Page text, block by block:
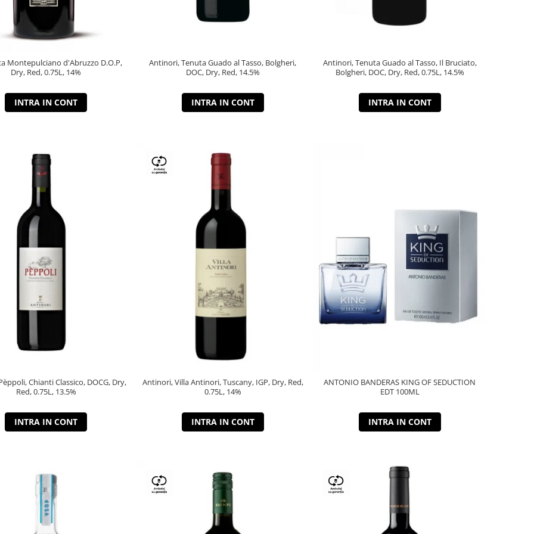
Montepulciano d'Abruzzo D.O.P,
Dry, Red, 0.75L, 14%
INTRA IN CONT
Antinori, Tenuta Guado al Tasso, Bolgheri,
DOC, Dry, Red, 14.5%
INTRA IN CONT
Antinori, Tenuta Guado al Tasso, Il Bruciato,
Bolgheri, DOC, Dry, Red, 0.75L, 14.5%
INTRA IN CONT
Chianti Classico, DOCG, Dry,
Red, 0.75L, 13.5%
INTRA IN CONT
Antinori, Villa Antinori, Tuscany, IGP, Dry, Red,
0.75L, 14%
INTRA IN CONT
ANTONIO BANDERAS KING OF SEDUCTION
EDT 100ML
INTRA IN CONT